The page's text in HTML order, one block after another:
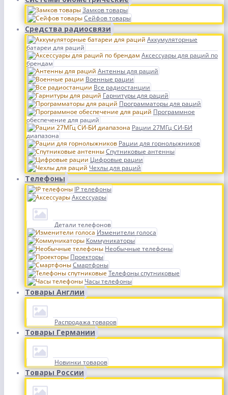
Замков товары
Сейфов товары
Средства радиосвязи
Аккумуляторные
батареи для раций
Аксессуары для раций по
брендам
Антенны для раций
Военные рации
Все радиостанции
Гарнитуры для раций
Программаторы для раций
Программное
обеспечение для раций
Рации 27МГц СИ-БИ
диапазона
Рации для горнолыжников
Спутниковые антенны
Цифровые рации
Чехлы для раций
Телефоны
IP телефоны
Аксессуары
Детали телефонов
Изменители голоса
Коммуникаторы
Необычные телефоны
Проекторы
Смартфоны
Телефоны спутниковые
Часы телефоны
Товары Англии
Распродажа товаров
Товары Германии
Новинки товаров
Товары России